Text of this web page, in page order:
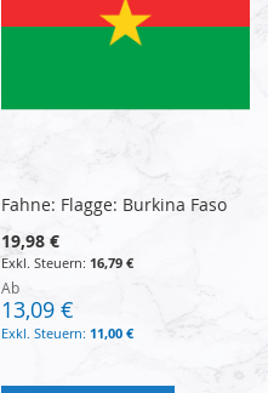
Fahne: Flagge: Burkina Faso
19,98 €
16,79 €
Ab
13,09 €
11,00 €